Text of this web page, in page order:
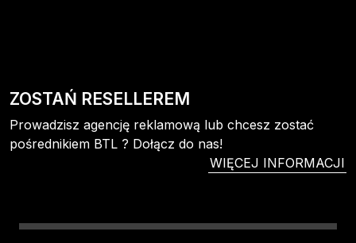
ZOSTAŃ RESELLEREM
Prowadzisz agencję reklamową lub chcesz zostać
pośrednikiem BTL ? Dołącz do nas!
WIĘCEJ INFORMACJI